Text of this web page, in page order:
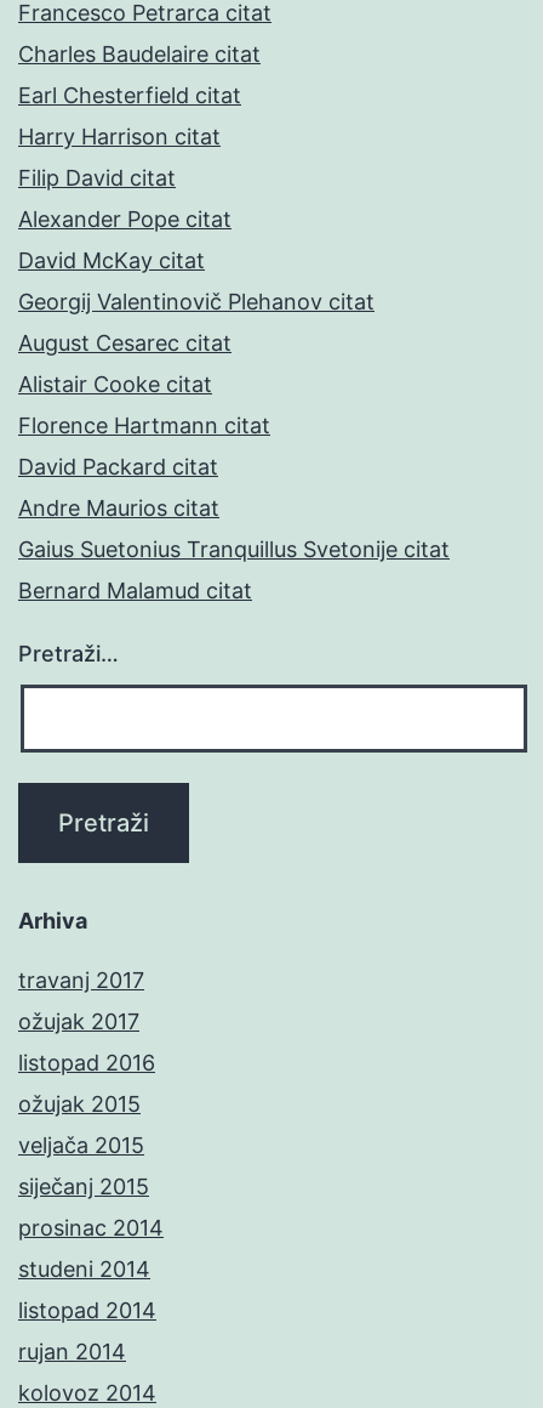
Francesco Petrarca citat
Charles Baudelaire citat
Earl Chesterfield citat
Harry Harrison citat
Filip David citat
Alexander Pope citat
David McKay citat
Georgij Valentinovič Plehanov citat
August Cesarec citat
Alistair Cooke citat
Florence Hartmann citat
David Packard citat
Andre Maurios citat
Gaius Suetonius Tranquillus Svetonije citat
Bernard Malamud citat
Pretraži…
Arhiva
travanj 2017
ožujak 2017
listopad 2016
ožujak 2015
veljača 2015
siječanj 2015
prosinac 2014
studeni 2014
listopad 2014
rujan 2014
kolovoz 2014